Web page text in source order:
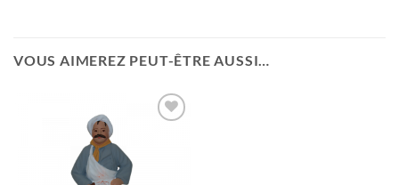
VOUS AIMEREZ PEUT-ÊTRE AUSSI…